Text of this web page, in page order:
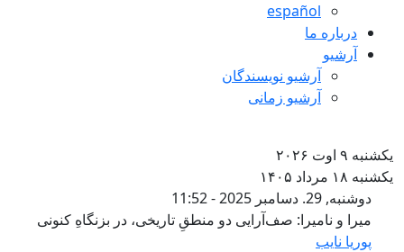
español
درباره ما
آرشیو
آرشیو نویسندگان
آرشیو زمانی
۹ اوت ۲۰۲۶
۱۸ مرداد ۱۴۰۵
میرا و نامیرا: صف‌آرایی دو منطقِ
دوشنبه, 29. دسامبر 2025 - 11:52
میرا و نامیرا: صف‌آرایی دو منطقِ تاریخی، در بزنگاهِ کنونی
پوریا نایب